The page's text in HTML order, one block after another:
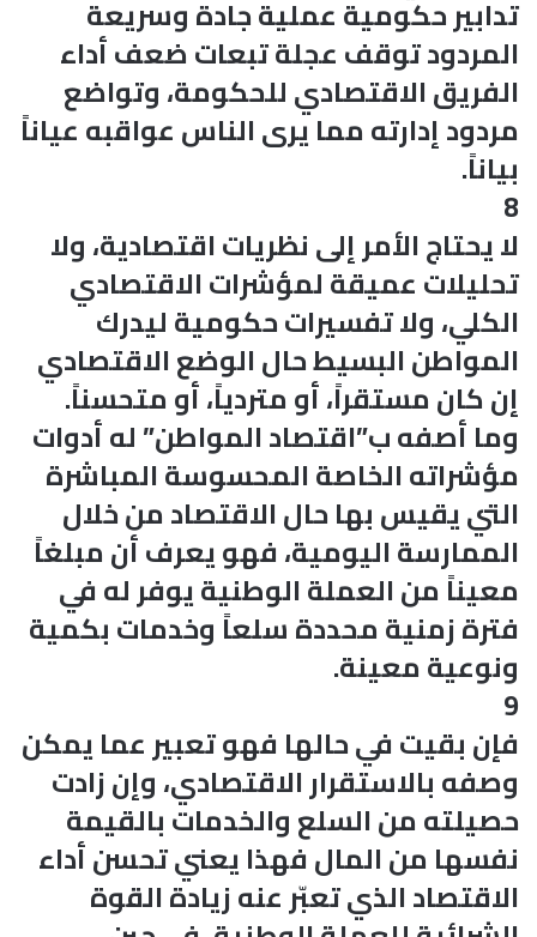
تدابير حكومية عملية جادة وسريعة
المردود توقف عجلة تبعات ضعف أداء
الفريق الاقتصادي للحكومة، وتواضع
مردود إدارته مما يرى الناس عواقبه عياناً
بياناً.
8
لا يحتاج الأمر إلى نظريات اقتصادية، ولا
تحليلات عميقة لمؤشرات الاقتصادي
الكلي، ولا تفسيرات حكومية ليدرك
المواطن البسيط حال الوضع الاقتصادي
إن كان مستقراً، أو متردياً، أو متحسناً.
وما أصفه ب”اقتصاد المواطن” له أدوات
مؤشراته الخاصة المحسوسة المباشرة
التي يقيس بها حال الاقتصاد من خلال
الممارسة اليومية، فهو يعرف أن مبلغاً
معيناً من العملة الوطنية يوفر له في
فترة زمنية محددة سلعاً وخدمات بكمية
ونوعية معينة.
9
فإن بقيت في حالها فهو تعبير عما يمكن
وصفه بالاستقرار الاقتصادي، وإن زادت
حصيلته من السلع والخدمات بالقيمة
نفسها من المال فهذا يعني تحسن أداء
الاقتصاد الذي تعبّر عنه زيادة القوة